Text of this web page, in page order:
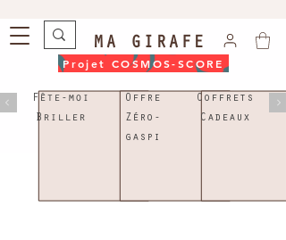
Fête-moi
Briller
Offre
Zéro-
gaspi
Coffrets
Cadeaux
MA GIRAFE
Projet COSMOS-SCORE